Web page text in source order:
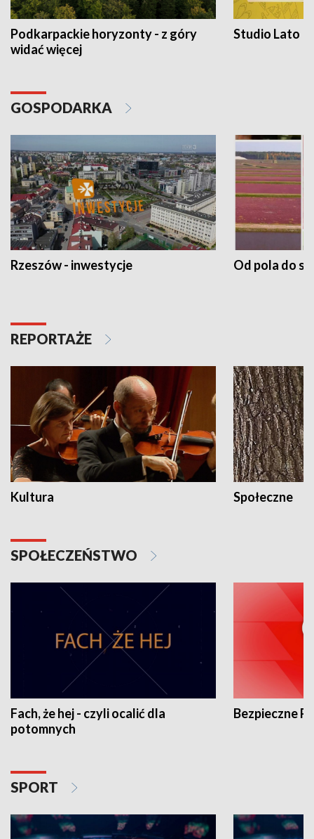
Podkarpackie horyzonty - z góry
widać więcej
Studio Lato
GOSPODARKA
Rzeszów - inwestycje Od pola do
REPORTAŻE
Kultura Społeczne
SPOŁECZEŃSTWO
Fach, że hej - czyli ocalić dla
potomnych
Bezpieczne
SPORT